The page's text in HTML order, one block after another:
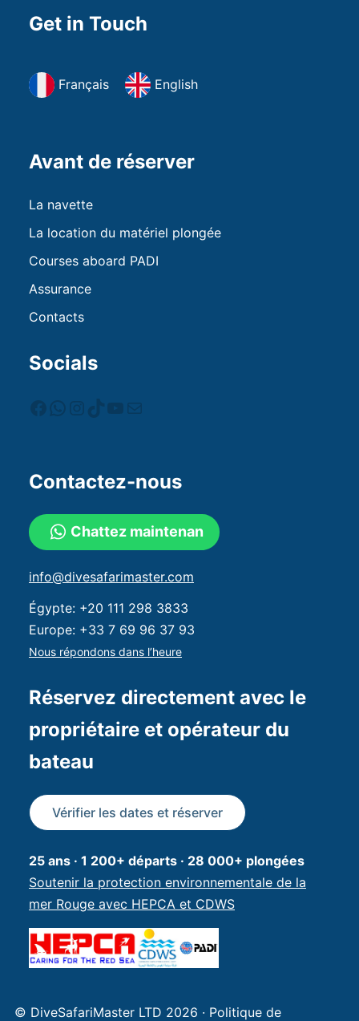
Get in Touch
Français English
Avant de réserver
La navette
La location du matériel plongée
Courses aboard PADI
Assurance
Contacts
Socials
Contactez-nous
Chattez maintenan
info@divesafarimaster.com
Égypte: +20 111 298 3833
Europe: +33 7 69 96 37 93
Nous répondons dans l’heure
Réservez directement avec le
propriétaire et opérateur du
bateau
Vérifier les dates et réserver
25 ans · 1 200+ départs · 28 000+ plongées
Soutenir la protection environnementale de la
mer Rouge avec HEPCA et CDWS
© DiveSafariMaster LTD 2026 Politique de